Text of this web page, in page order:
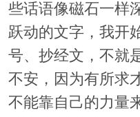
些话语像磁石一样
跃动的文字，我开
号、抄经文，不就
不安，因为有所求
不能靠自己的力量